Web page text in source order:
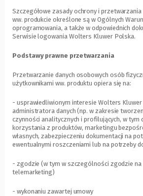
Szczegółowe zasady ochrony i
ww. produkcie określone są w Ogólnych
oprogramowania, a także w odpowiednich
Serwisie logowania Wolters Kluwer Polska.
Podstawy prawne przetwarzania
Przetwarzanie danych osobowych osób
użytkownikami ww. produktu opiera się na:
- usprawiedliwionym interesie Wolters
administratora danych (np. w zakresie
czynności analitycznych i profilujących, w tym
korzystania z produktów, marketingu
własnych, zabezpieczeniu dokumentacji na
ewentualnymi roszczeniami lub na potrzeby
- zgodzie (w tym w szczególności zgodzie
telemarketing)
- wykonaniu zawartej umowy